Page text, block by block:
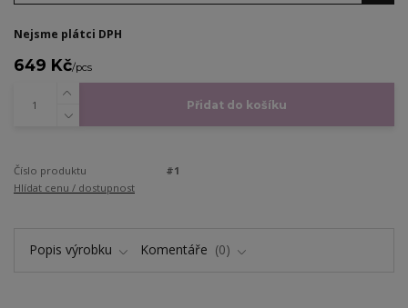
Nejsme plátci DPH
649 Kč/pcs
Přidat do košíku
Číslo produktu
#1
Hlídat cenu / dostupnost
Popis výrobku Komentáře 0